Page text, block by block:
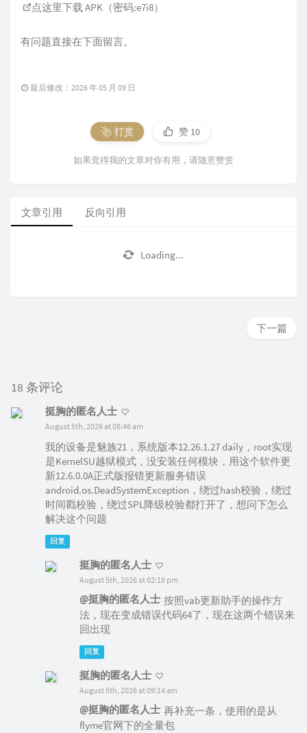
点这里下载 APK（密码:e7i8）
有问题直接在下面留言。
最后修改：2026 年 05 月 09 日
打赏 赞 10
如果觉得我的文章对你有用，请随意赞赏
文章引用 反向引用
Loading...
下一篇
18 条评论
挺胸的匿名人士
August 5th, 2026 at 08:46 am
我的设备是魅族21，系统版本12.26.1.27 daily，root实现
是KernelSU越狱模式，没安装任何模块，用这个软件更
新12.6.0.0A正式版报错更新服务错误
android.os.DeadSystemException，绕过hash校验，绕过
时间戳校验，绕过SPL降级校验都打开了，想问下怎么
解决这个问题
回复
挺胸的匿名人士
August 5th, 2026 at 02:18 pm
@挺胸的匿名人士 按照vab更新助手的操作方
法，现在变成错误代码64了，现在这两个错误来
回出现
回复
挺胸的匿名人士
August 5th, 2026 at 09:14 am
@挺胸的匿名人士 再补充一条，使用的是从
flyme官网下的全量包